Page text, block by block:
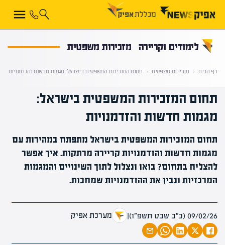
לימודים וקריירה מזכירות משפטית
דף הבית ‹ מזכירות משפטית ‹ תחום המזכירות המשפטית בישראל: מגמות חדשות והזדמנויות
תחום המזכירות המשפטית בישראל:
מגמות חדשות והזדמנויות
תחום המזכירות המשפטית בישראל מתפתח במהירות עם
מגמות חדשות והזדמנויות קריירה מרתקות. איך אפשר
להצליח בתחום? בואו ונצלול לתוך השינויים והמגמות
המרכזיות ונבין את ההזדמנויות שמחכות.
09/02/26 (כ״ב שבט תשפ״ו) | מערכת אפיק